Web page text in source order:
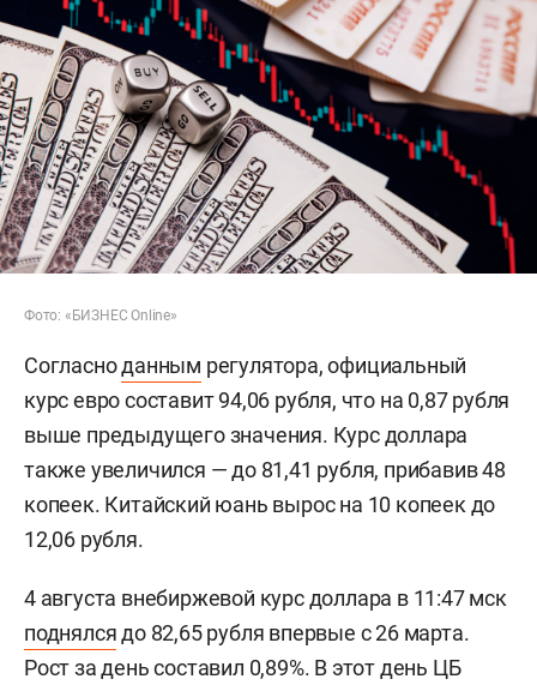
Фото: «БИЗНЕС Online»
Согласноданным регулятора, официальный
курс евро составит 94,06 рубля, что на 0,87 рубля
выше предыдущего значения. Курс доллара
также увеличился — до 81,41 рубля, прибавив 48
копеек. Китайский юань вырос на 10 копеек до
12,06 рубля.
4 августа внебиржевой курс доллара в 11:47 мск
поднялсядо 82,65 рубля впервые с 26 марта.
Рост за день составил 0,89%. В этот день ЦБ